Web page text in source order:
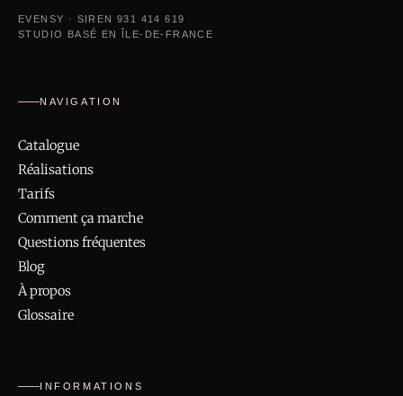
EVENSY · SIREN 931 414 619
STUDIO BASÉ EN ÎLE-DE-FRANCE
NAVIGATION
Catalogue
Réalisations
Tarifs
Comment ça marche
Questions fréquentes
Blog
À propos
Glossaire
INFORMATIONS